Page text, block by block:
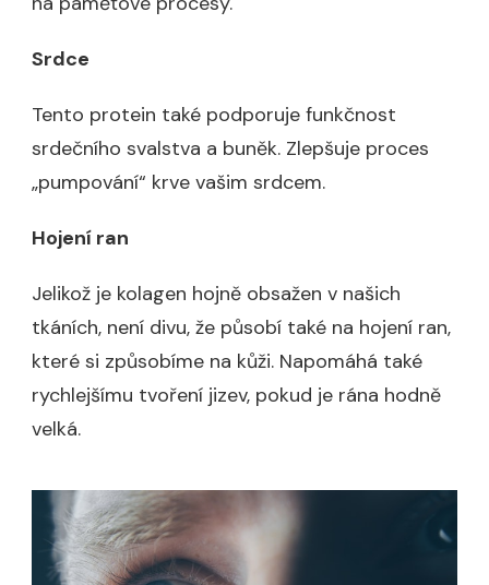
Srdce
Tento protein také podporuje funkčnost
srdečního svalstva a buněk. Zlepšuje proces
„pumpování“ krve vašim srdcem.
Hojení ran
Jelikož je kolagen hojně obsažen v našich
tkáních, není divu, že působí také na hojení ran,
které si způsobíme na kůži. Napomáhá také
rychlejšímu tvoření jizev, pokud je rána hodně
velká.